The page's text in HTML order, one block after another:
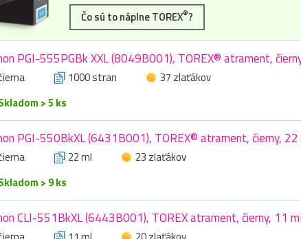
Čo sú to náplne TOREX®?
PGI-555PGBk XXL (8049B001), TOREX® atrament,
1000 stran
37 zlaťákov
> 5 ks
PGI-550BkXL (6431B001), TOREX® atrament, čierny, 22
22 ml
23 zlaťákov
> 9 ks
CLI-551BkXL (6443B001), TOREX atrament, čierny, 11